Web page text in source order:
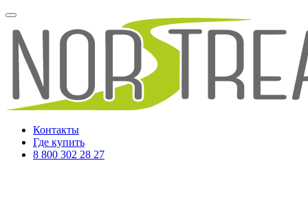
Контакты
Где купить
8 800 302 28 27